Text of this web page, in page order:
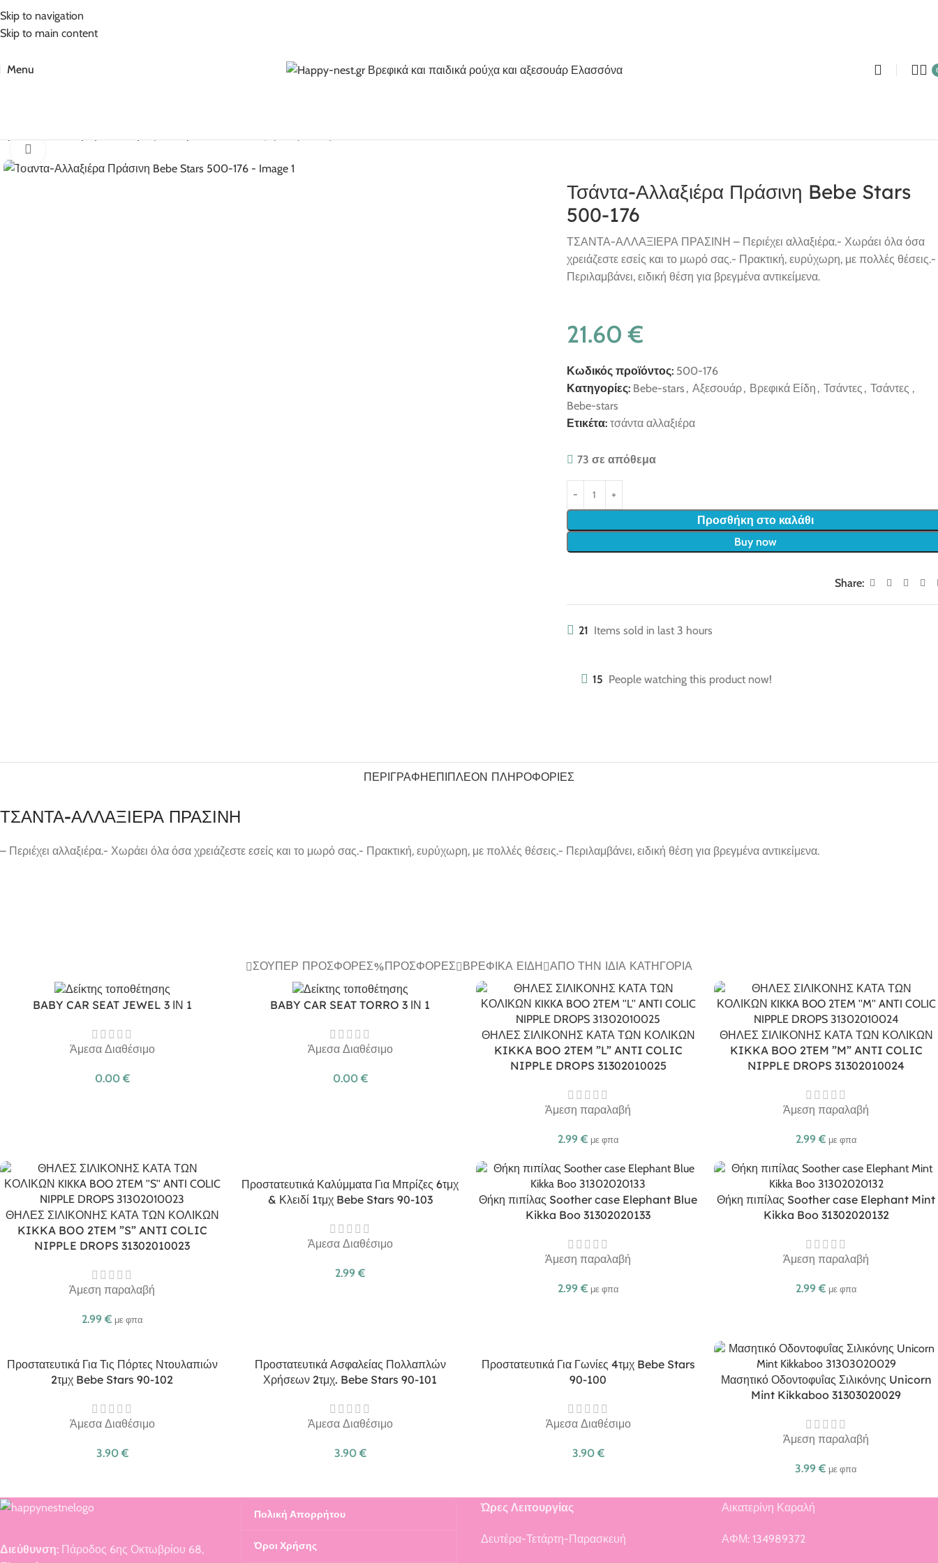
Skip to navigation
Skip to main content
Menu
Τσάντα-Αλλαξιέρα Πράσινη Bebe Stars
500-176
ΤΣΑΝΤΑ-ΑΛΛΑΞΙΕΡΑ ΠΡΑΣΙΝΗ – Περιέχει αλλαξιέρα.- Χωράει όλα όσα
χρειάζεστε εσείς και το μωρό σας.- Πρακτική, ευρύχωρη, με πολλές θέσεις.-
Περιλαμβάνει, ειδική θέση για βρεγμένα αντικείμενα.
21.60€
Κωδικός προϊόντος: 500-176
Κατηγορίες: Bebe-stars , Αξεσουάρ, Βρεφικά Είδη , Τσάντες , Τσάντες ,
Bebe-stars
Ετικέτα: τσάντα αλλαξιέρα
73 σε απόθεμα
Προσθήκη στο καλάθι
Buy now
Share:
21 Items sold in last 3 hours
15 People watching this product now!
ΠΕΡΙΓΡΑΦΉΕΠΙΠΛΈΟΝ ΠΛΗΡΟΦΟΡΊΕΣ
ΤΣΑΝΤΑ-ΑΛΛΑΞΙΕΡΑ ΠΡΑΣΙΝΗ
– Περιέχει αλλαξιέρα.- Χωράει όλα όσα χρειάζεστε εσείς και το μωρό σας.- Πρακτική, ευρύχωρη, με πολλές θέσεις.- Περιλαμβάνει, ειδική θέση για βρεγμένα αντικείμενα.
ΣΟΎΠΕΡ ΠΡΟΣΦΟΡΈΣ ΠΡΟΣΦΟΡΈΣ ΒΡΕΦΙΚΆ ΕΊΔΗ ΑΠΌ ΤΗΝ ΊΔΙΑ ΚΑΤΗΓΟΡΊΑ
BABY CAR SEAT JEWEL 3 ΙΝ 1
Άμεσα Διαθέσιμο
0.00 €
BABY CAR SEAT TORRO 3 ΙΝ 1
Άμεσα Διαθέσιμο
0.00 €
ΘΗΛΕΣ ΣΙΛΙΚΟΝΗΣ ΚΑΤΑ ΤΩΝ ΚΟΛΙΚΩΝ
KIKKA BOO 2TEM ”L” ANTI COLIC
NIPPLE DROPS 31302010025
Άμεση παραλαβή
2.99 € με φπα
ΘΗΛΕΣ ΣΙΛΙΚΟΝΗΣ ΚΑΤΑ ΤΩΝ ΚΟΛΙΚΩΝ
KIKKA BOO 2TEM ”M” ANTI COLIC
NIPPLE DROPS 31302010024
Άμεση παραλαβή
2.99 € με φπα
ΘΗΛΕΣ ΣΙΛΙΚΟΝΗΣ ΚΑΤΑ ΤΩΝ ΚΟΛΙΚΩΝ
KIKKA BOO 2TEM ”S” ANTI COLIC
NIPPLE DROPS 31302010023
Άμεση παραλαβή
2.99 € με φπα
Προστατευτικά Καλύμματα Για Μπρίζες 6τμχ
& Κλειδί 1τμχ Bebe Stars 90-103
Άμεσα Διαθέσιμο
2.99 €
Θήκη πιπίλας Soother case Elephant Blue
Kikka Boo 31302020133
Άμεση παραλαβή
2.99 € με φπα
Θήκη πιπίλας Soother case Elephant Mint
Kikka Boo 31302020132
Άμεση παραλαβή
2.99 € με φπα
Προστατευτικά Για Τις Πόρτες Ντουλαπιών
2τμχ Bebe Stars 90-102
Άμεσα Διαθέσιμο
3.90 €
Προστατευτικά Ασφαλείας Πολλαπλών
Χρήσεων 2τμχ. Bebe Stars 90-101
Άμεσα Διαθέσιμο
3.90 €
Προστατευτικά Για Γωνίες 4τμχ Bebe Stars
90-100
Άμεσα Διαθέσιμο
3.90 €
Μασητικό Οδοντοφυΐας Σιλικόνης Unicorn
Mint Kikkaboo 31303020029
Άμεση παραλαβή
3.99 € με φπα
Διεύθυνση: Πάροδος 6ης Οκτωβρίου 68,
Πολική Απορρήτου
Όροι Χρήσης
Ώρες Λειτουργίας
Δευτέρα-Τετάρτη-Παρασκευή
Αικατερίνη Καραλή
ΑΦΜ: 134989372
5% Επιπλέον έκπτωση για πληρωμές με κάρτα!